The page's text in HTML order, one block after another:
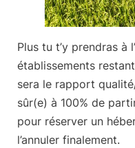
Plus tu t’y prendras à
établissements
sera le rapport
sûr(e) à 100% de
pour réserver un
l’annuler finalement.